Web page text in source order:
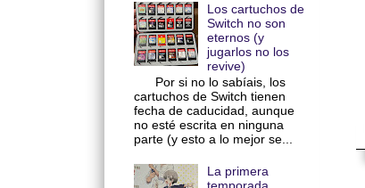
Los cartuchos de
Switch no son
eternos (y
jugarlos no los
revive)
Por si no lo sabíais, los
cartuchos de Switch tienen
fecha de caducidad, aunque
no esté escrita en ninguna
parte (y esto a lo mejor se...
La primera